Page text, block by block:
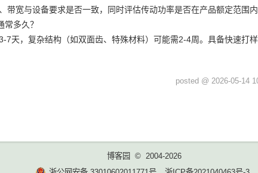
带宽与设备要求是否一致，同时评估传动功率是否在产品额定范围
多久？
7天，复杂结构（如双面齿、特殊材料）可能需2-4周。具备快速打
posted @ 2026-05-14
博客园
© 2004-2026